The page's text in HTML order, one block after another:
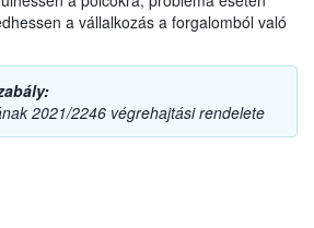
a vállalkozás a forgalomból való
2021/2246 végrehajtási rendelete